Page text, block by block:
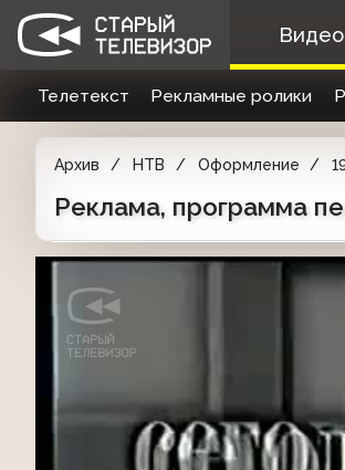
Телетекст Рекламные ролики
Архив НТВ Оформление
Реклама, программа